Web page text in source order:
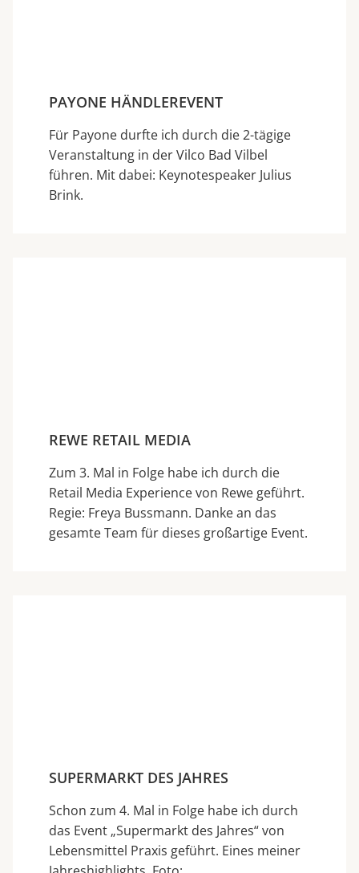
PAYONE HÄNDLEREVENT
Für Payone durfte ich durch die 2-tägige
Veranstaltung in der Vilco Bad Vilbel
führen. Mit dabei: Keynotespeaker Julius
Brink.
REWE RETAIL MEDIA
Zum 3. Mal in Folge habe ich durch die
Retail Media Experience von Rewe geführt.
Regie: Freya Bussmann. Danke an das
gesamte Team für dieses großartige Event.
SUPERMARKT DES JAHRES
Schon zum 4. Mal in Folge habe ich durch
das Event „Supermarkt des Jahres“ von
Lebensmittel Praxis geführt. Eines meiner